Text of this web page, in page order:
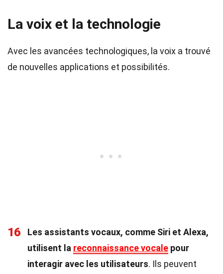
La voix et la technologie
Avec les avancées technologiques, la voix a trouvé
de nouvelles applications et possibilités.
16
Les assistants vocaux, comme Siri et Alexa,
utilisent la reconnaissance vocale pour
interagir avec les utilisateurs. Ils peuvent